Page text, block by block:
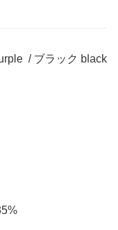
/ ブラック black